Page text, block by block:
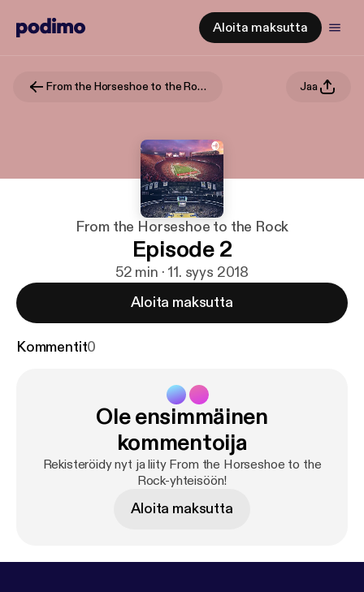
Aloita maksutta
From the Horseshoe to the Rock Jaa
From the Horseshoe to the Rock
Episode 2
52 min · 11. syys 2018
Aloita maksutta
Kommentit0
Ole ensimmäinen
kommentoija
Rekisteröidy nyt ja liity From the Horseshoe to the
Rock-yhteisöön!
Aloita maksutta